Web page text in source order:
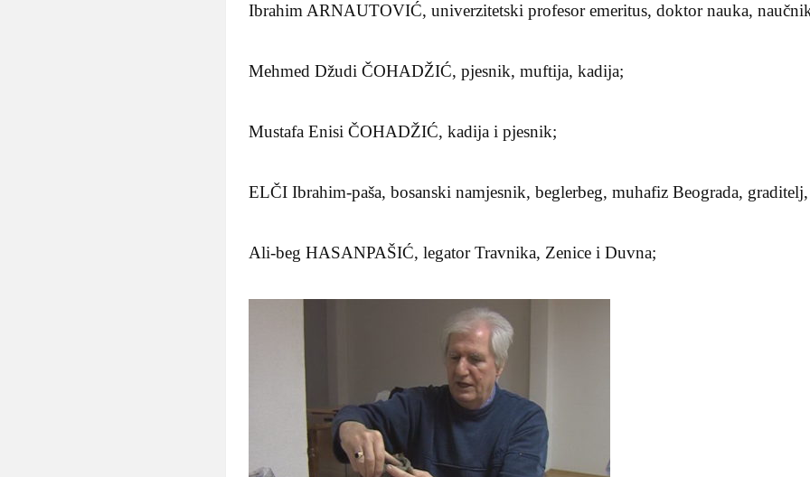
Ibrahim ARNAUTOVIĆ, univerzitetski profesor emeritus, doktor nauka,
Mehmed Džudi ČOHADŽIĆ, pjesnik, muftija, kadija;
Mustafa Enisi ČOHADŽIĆ, kadija i pjesnik;
ELČI Ibrahim-paša, bosanski namjesnik, beglerbeg, muhafiz Beograda,
Ali-beg HASANPAŠIĆ, legator Travnika, Zenice i Duvna;